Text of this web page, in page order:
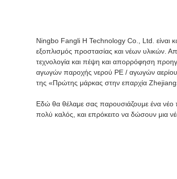
Ningbo Fangli Η Technology Co., Ltd. είναι
εξοπλισμός προστασίας και νέων υλικών.
τεχνολογία και πέψη και απορρόφηση
αγωγών παροχής νερού PE / αγωγών αερίου,
της «Πρώτης μάρκας στην επαρχία
Εδώ θα θέλαμε σας παρουσιάζουμε ένα νέο
πολύ καλός, και επρόκειτο να δώσουν μια